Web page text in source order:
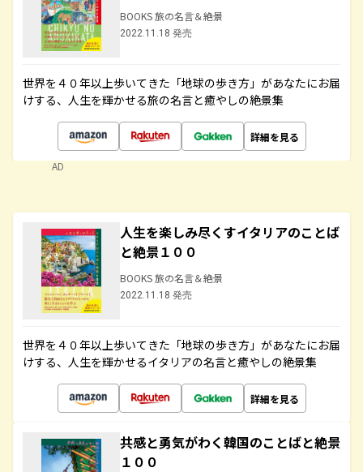
BOOKS 旅の名言＆絶景
2022.11.18 発売
世界を４０年以上歩いてきた「地球の歩き方」があなたにお届
けする、人生を輝かせる旅の名言と癒やしの絶景集
詳細を見る
AD
人生を楽しみ尽くすイタリアのことば
と絶景１００
BOOKS 旅の名言＆絶景
2022.11.18 発売
世界を４０年以上歩いてきた「地球の歩き方」があなたにお届
けする、人生を輝かせるイタリアの名言と癒やしの絶景集
詳細を見る
共感と勇気がわく韓国のことばと絶景
１００